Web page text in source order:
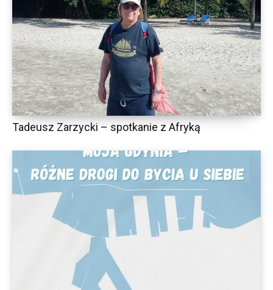
Tadeusz Zarzycki – spotkanie z Afryką